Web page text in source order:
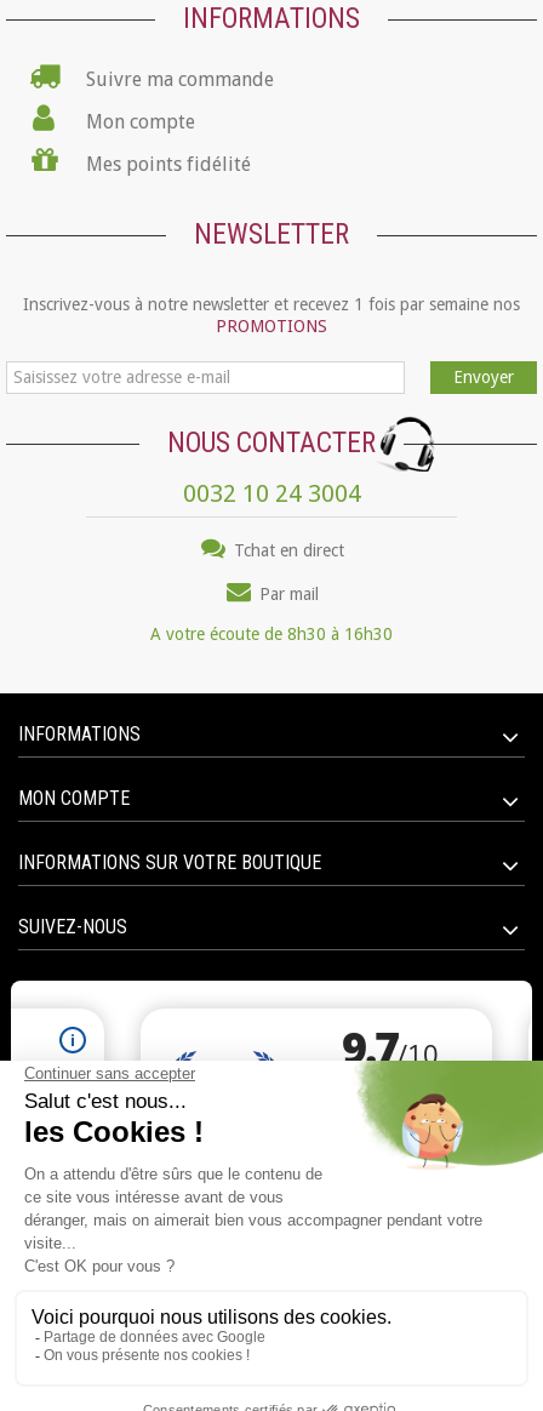
INFORMATIONS
Suivre ma commande
Mon compte
Mes points fidélité
NEWSLETTER
Inscrivez-vous à notre newsletter et recevez 1 fois par semaine nos
PROMOTIONS
Envoyer
NOUS CONTACTER
0032 10 24 3004
Tchat en direct
Par mail
A votre écoute de 8h30 à 16h30
INFORMATIONS
MON COMPTE
INFORMATIONS SUR VOTRE BOUTIQUE
SUIVEZ-NOUS
Marchand approuvé par la Société des Avis Garantis,
© 2020 All right reserved BIOTICAS | E-commerce software